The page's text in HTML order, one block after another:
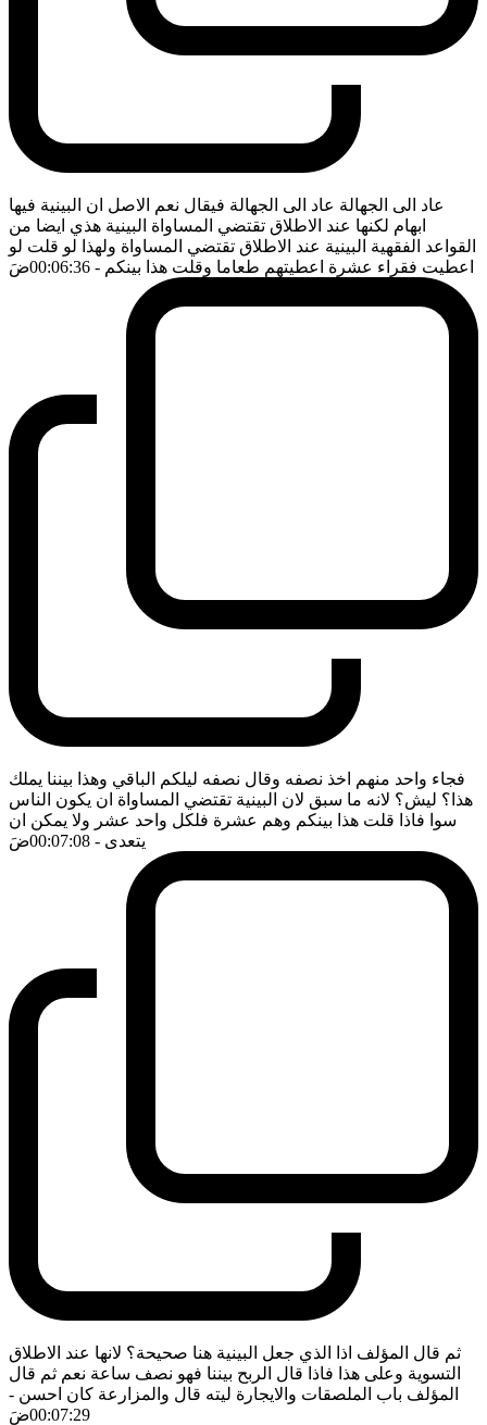
عاد الى الجهالة عاد الى الجهالة فيقال نعم الاصل ان البينية فيها
ابهام لكنها عند الاطلاق تقتضي المساواة البينية هذي ايضا من
القواعد الفقهية البينية عند الاطلاق تقتضي المساواة ولهذا لو قلت لو
اعطيت فقراء عشرة اعطيتهم طعاما وقلت هذا بينكم - 00:06:36 ضَ
فجاء واحد منهم اخذ نصفه وقال نصفه ليلكم الباقي وهذا بيننا يملك
هذا؟ ليش؟ لانه ما سبق لان البينية تقتضي المساواة ان يكون الناس
سوا فاذا قلت هذا بينكم وهم عشرة فلكل واحد عشر ولا يمكن ان
يتعدى - 00:07:08 ضَ
ثم قال المؤلف اذا الذي جعل البينية هنا صحيحة؟ لانها عند الاطلاق
التسوية وعلى هذا فاذا قال الربح بيننا فهو نصف ساعة نعم ثم قال
المؤلف باب الملصقات والايجارة ليته قال والمزارعة كان احسن -
00:07:29ضَ